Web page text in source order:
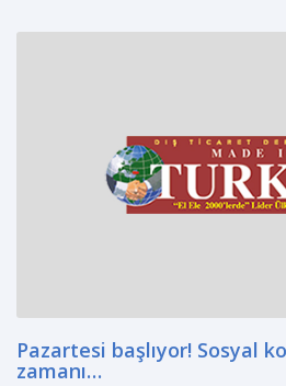
Pazartesi başlıyor! Sosyal
zamanı…